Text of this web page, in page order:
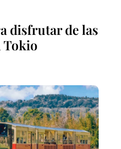
disfrutar de las
Tokio